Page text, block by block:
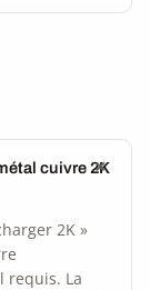
cuivre 2K
2K »
requis. La